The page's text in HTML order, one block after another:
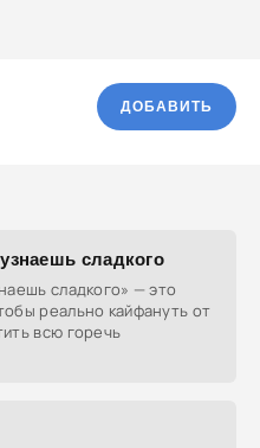
ДОБАВИТЬ
сладкого
сладкого» — это
реально кайфануть от
всю горечь